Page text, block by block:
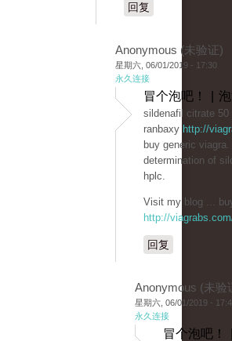
回复
Anonymous (未验证)
星期六, 06/01/2019 - 17:30
永久连接
冒个泡吧！ |
sildenafil citrate 50
ranbaxy http://
buy generic viagra.
determination of
hplc.
Visit my blog ...
http://
回复
Anonymous (未验
星期六, 06/01/2019 -
永久连接
冒个泡吧！